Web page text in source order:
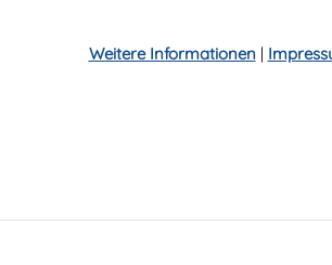
Weitere Informationen|